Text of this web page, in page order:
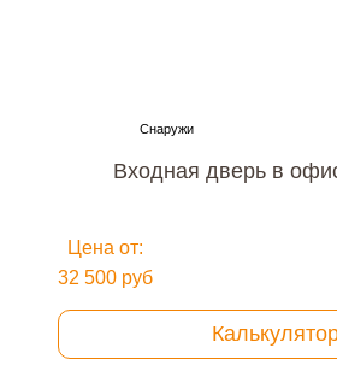
Входная дверь в
Цена от:
32 500 руб